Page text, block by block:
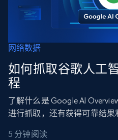
网络数据
如何抓取谷歌人工
程
了解什么是 Google AI
进行抓取，还有获得可靠结果
5 分钟阅读